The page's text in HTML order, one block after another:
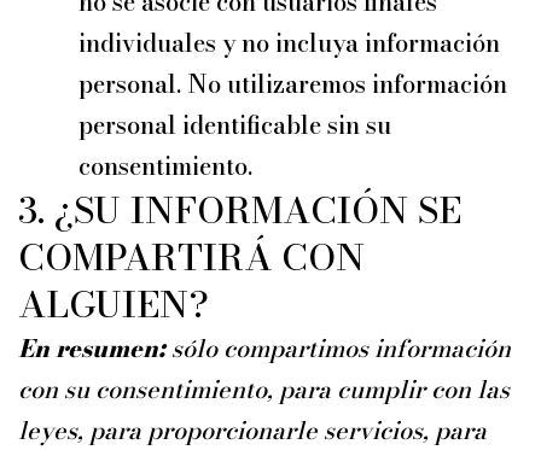
individuales y no incluya información
personal. No utilizaremos información
personal identificable sin su
consentimiento.
3. ¿SU INFORMACIÓN SE
COMPARTIRÁ CON
ALGUIEN?
En resumen:sólo compartimos información
con su consentimiento, para cumplir con las
leyes, para proporcionarle servicios, para